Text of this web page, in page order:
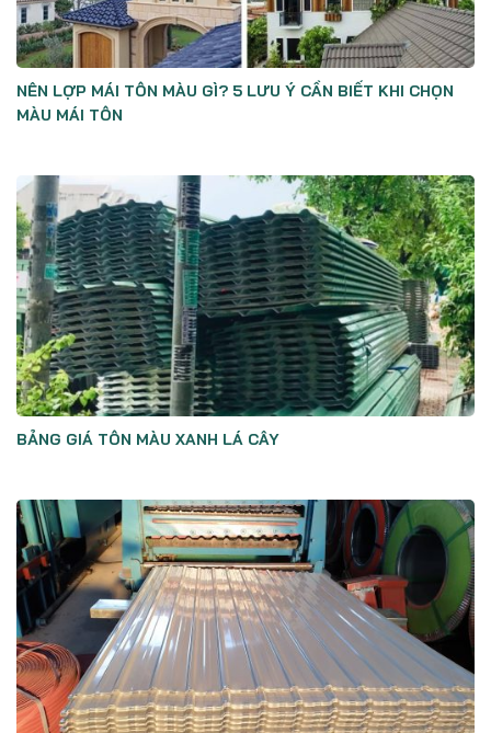
NÊN LỢP MÁI TÔN MÀU GÌ? 5 LƯU Ý CẦN BIẾT KHI CHỌN
MÀU MÁI TÔN
BẢNG GIÁ TÔN MÀU XANH LÁ CÂY